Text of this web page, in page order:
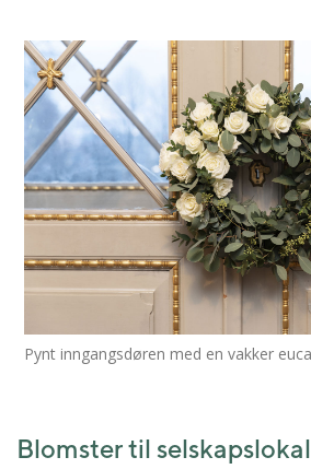
Pynt inngangsdøren med en vakker
Blomster til